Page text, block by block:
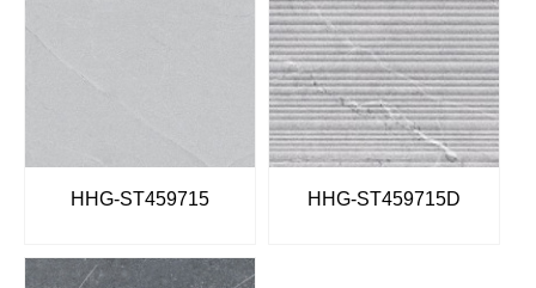
HHG-ST459715 HHG-ST459715D